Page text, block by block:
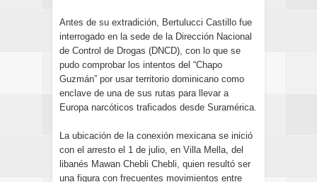
Antes de su extradición, Bertulucci Castillo fue
interrogado en la sede de la Dirección Nacional
de Control de Drogas (DNCD), con lo que se
pudo comprobar los intentos del “Chapo
Guzmán” por usar territorio dominicano como
enclave de una de sus rutas para llevar a
Europa narcóticos traficados desde Suramérica.
La ubicación de la conexión mexicana se inició
con el arresto el 1 de julio, en Villa Mella, del
libanés Mawan Chebli Chebli, quien resultó ser
una figura con frecuentes movimientos entre